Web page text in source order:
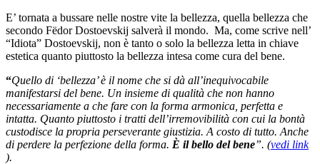
E’ tornata a bussare nelle nostre vite la bellezza, quella bellezza che
secondo Fëdor Dostoevskij salverà il mondo. Ma, come scrive nell’
“Idiota” Dostoevskij, non è tanto o solo la bellezza letta in chiave
estetica quanto piuttosto la bellezza intesa come cura del bene.
“Quello di ‘bellezza’ è il nome che si dà all’inequivocabile
manifestarsi del bene. Un insieme di qualità che non hanno
necessariamente a che fare con la forma armonica, perfetta e
intatta. Quanto piuttosto i tratti dell’irremovibilità con cui la bontà
custodisce la propria perseverante giustizia. A costo di tutto. Anche
di perdere la perfezione della forma. È il bello del bene”. (vedi link
).